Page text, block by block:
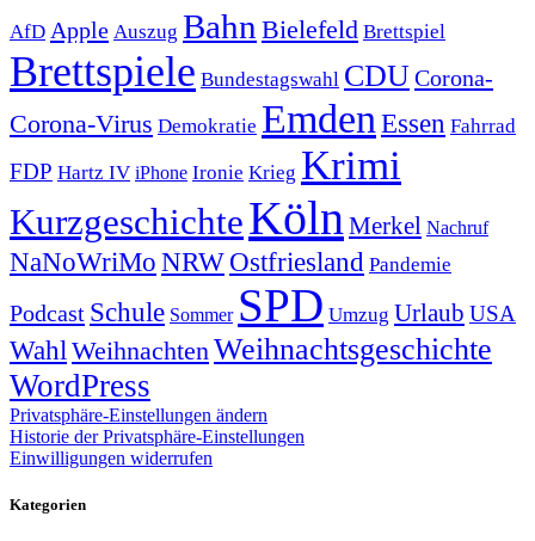
AfD Apple Auszug Bahn Bielefeld Brettspiel
Brettspiele Bundestagswahl CDUCorona-
Corona-Virus Demokratie Emden Essen Fahrrad
FDP Hartz IV iPhone Ironie Krieg Krimi
KurzgeschichteKölnMerkel Nachruf
NaNoWriMo NRWOstfriesland Pandemie
Podcast Schule Sommer SPD Umzug Urlaub USA
WahlWeihnachtenWeihnachtsgeschichte
WordPress
Privatsphäre-Einstellungen ändern
Historie der Privatsphäre-Einstellungen
Einwilligungen widerrufen
Kategorien